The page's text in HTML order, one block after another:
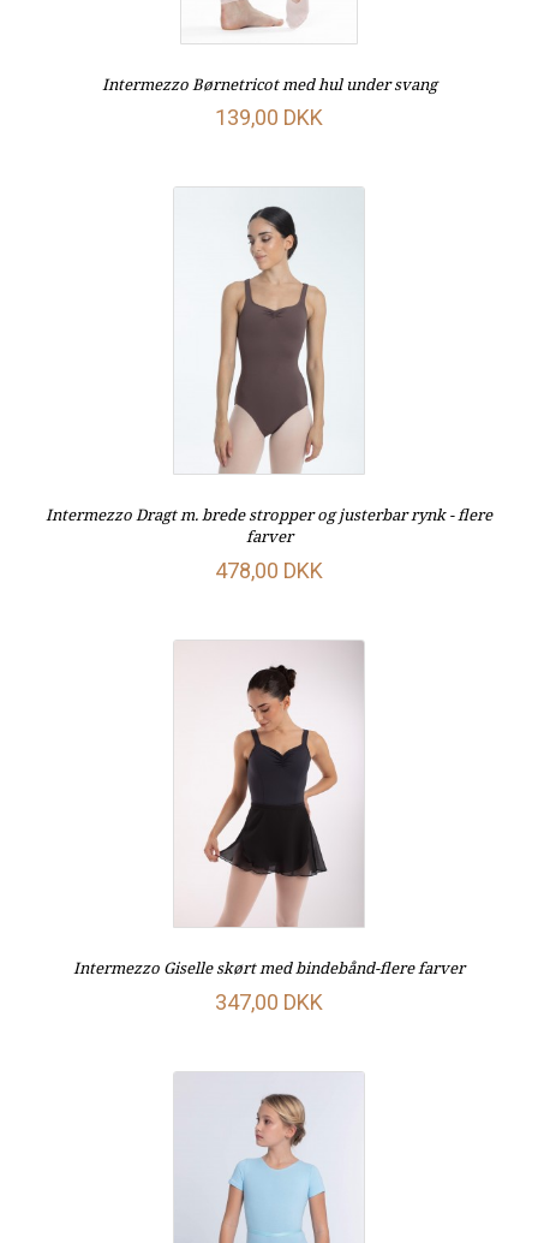
Intermezzo Børnetricot med hul under svang
139,00 DKK
Intermezzo Dragt m. brede stropper og justerbar rynk - flere
farver
478,00 DKK
Intermezzo Giselle skørt med bindebånd-flere farver
347,00 DKK